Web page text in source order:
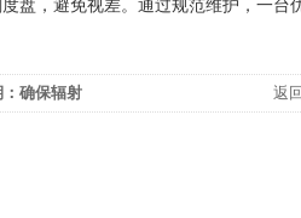
盘，避免视差。通过规范维护，一台
确保辐射
返